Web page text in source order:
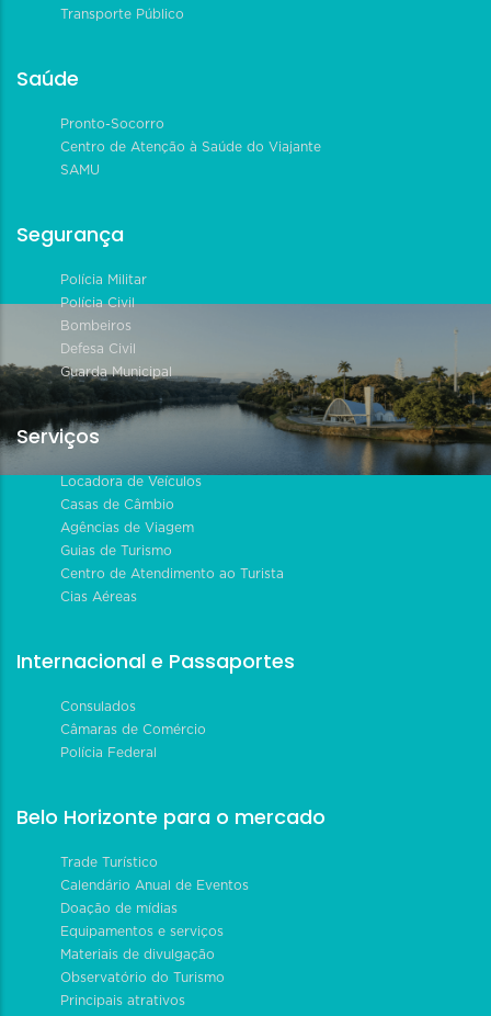
Transporte Público
Saúde
Pronto-Socorro
Centro de Atenção à Saúde do Viajante
SAMU
Segurança
Polícia Militar
Polícia Civil
Bombeiros
Defesa Civil
Guarda Municipal
Serviços
Locadora de Veículos
Casas de Câmbio
Agências de Viagem
Guias de Turismo
Centro de Atendimento ao Turista
Cias Aéreas
Internacional e Passaportes
Consulados
Câmaras de Comércio
Polícia Federal
Belo Horizonte para o mercado
Trade Turístico
Calendário Anual de Eventos
Doação de mídias
Equipamentos e serviços
Materiais de divulgação
Observatório do Turismo
Principais atrativos